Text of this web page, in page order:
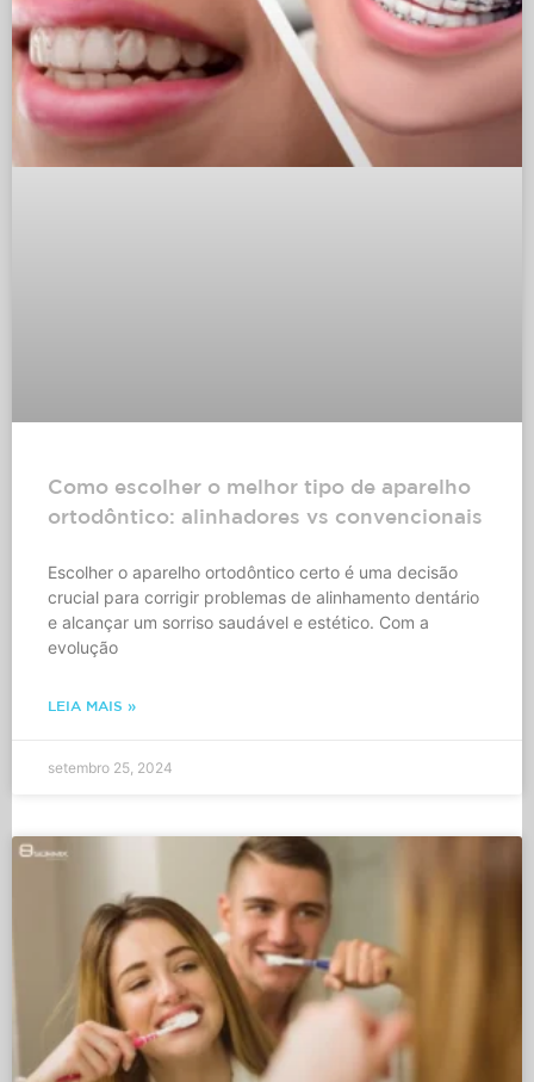
Como escolher o melhor tipo de aparelho
ortodôntico: alinhadores vs convencionais
Escolher o aparelho ortodôntico certo é uma decisão
crucial para corrigir problemas de alinhamento dentário
e alcançar um sorriso saudável e estético. Com a
evolução
LEIA MAIS »
setembro 25, 2024